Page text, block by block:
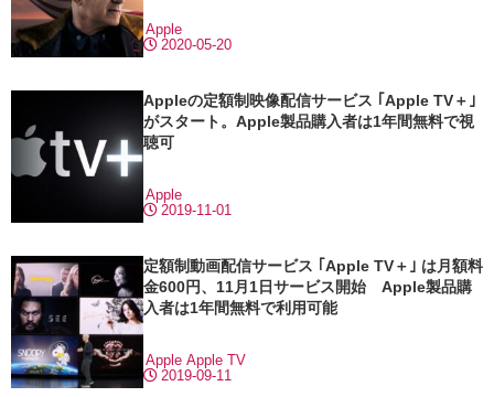
2020-05-20
Apple
Appleの定額制映像配信サービス ｢Apple TV＋｣
がスタート。Apple製品購入者は1年間無料で視
聴可
2019-11-01
Apple
定額制動画配信サービス ｢Apple TV＋｣ は月額料
金600円、11月1日サービス開始 Apple製品購
入者は1年間無料で利用可能
2019-09-11
Apple Apple TV